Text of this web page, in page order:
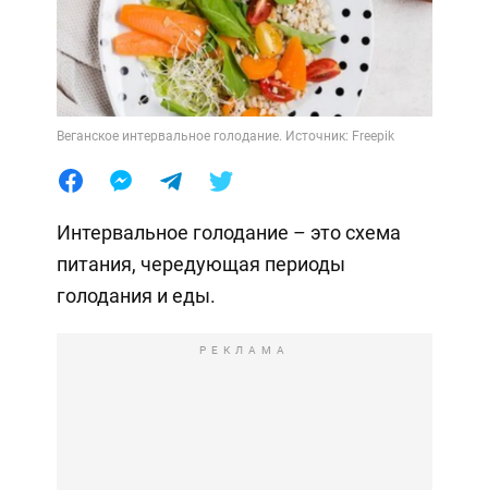
Лайфхаки
Веганское интервальное голодание. Источник: Freepik
Интервальное голодание – это схема
питания, чередующая периоды
голодания и еды.
РЕКЛАМА